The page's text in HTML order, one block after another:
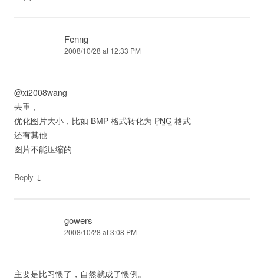
Fenng
2008/10/28 at 12:33 PM
@xi2008wang
去重，
优化图片大小，比如 BMP 格式转化为 PNG 格式
还有其他
图片不能压缩的
Reply ↓
gowers
2008/10/28 at 3:08 PM
主要是比习惯了，自然就成了惯例。